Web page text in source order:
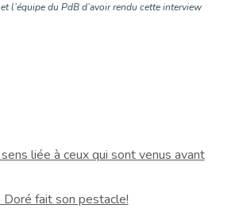
l’équipe du PdB d’avoir rendu cette interview
sens liée à ceux qui sont venus avant
Doré fait son pestacle!